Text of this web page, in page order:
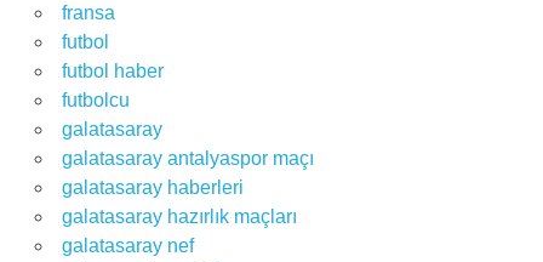
fransa
futbol
futbol haber
futbolcu
galatasaray
galatasaray antalyaspor maçı
galatasaray haberleri
galatasaray hazırlık maçları
galatasaray nef